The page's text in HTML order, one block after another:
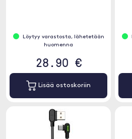
Löytyy varastosta, lähetetään
huomenna
28.90 €
Lisää ostoskoriin